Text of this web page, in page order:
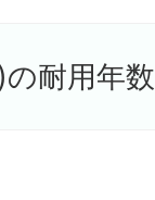
耐用年